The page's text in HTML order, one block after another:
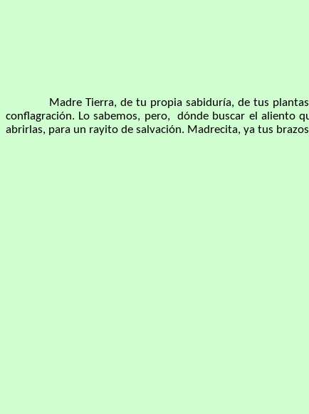
Madre Tierra, de tu propia sabiduría, de tus plantas, de
conflagración. Lo sabemos, pero, dónde buscar el aliento
abrirlas, para un rayito de salvación. Madrecita, ya tus